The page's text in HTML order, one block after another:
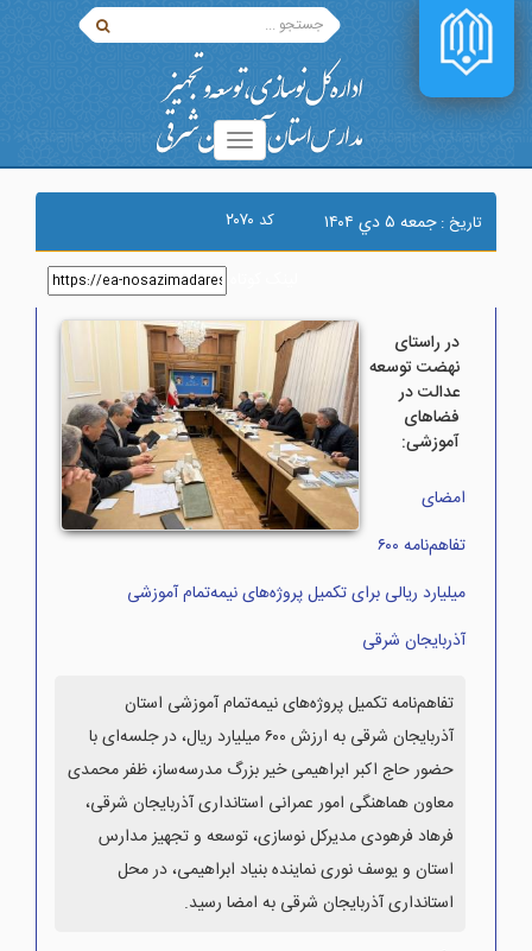
تاریخ :جمعه ۵ دي ۱۴۰۴ کد ۲۰۷۰
در راستای
نهضت توسعه
عدالت در
فضاهای
آموزشی:
امضای
تفاهم‌نامه ۶۰۰
میلیارد ریالی برای تکمیل پروژه‌های نیمه‌تمام آموزشی
آذربایجان شرقی
تفاهم‌نامه تکمیل پروژه‌های نیمه‌تمام آموزشی استان
آذربایجان شرقی به ارزش ۶۰۰ میلیارد ریال، در جلسه‌ای با
حضور حاج اکبر ابراهیمی خیر بزرگ مدرسه‌ساز، ظفر محمدی
معاون هماهنگی امور عمرانی استانداری آذربایجان شرقی،
فرهاد فرهودی مدیرکل نوسازی، توسعه و تجهیز مدارس
استان و یوسف نوری نماینده بنیاد ابراهیمی، در محل
استانداری آذربایجان شرقی به امضا رسید.